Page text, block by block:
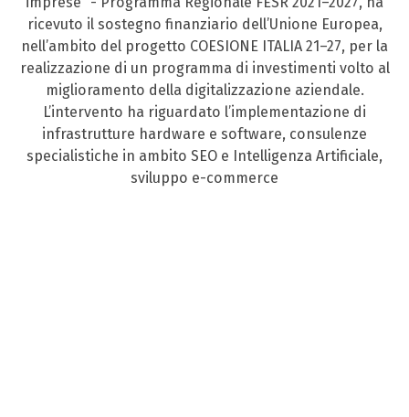
ricevuto il sostegno finanziario dell’Unione Europea,
nell’ambito del progetto COESIONE ITALIA 21–27, per la
realizzazione di un programma di investimenti volto al
miglioramento della digitalizzazione aziendale.
L’intervento ha riguardato l’implementazione di
infrastrutture hardware e software, consulenze
specialistiche in ambito SEO e Intelligenza Artificiale,
sviluppo e-commerce